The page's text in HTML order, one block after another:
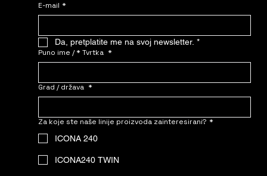
E-mail *
Da, pretplatite me na svoj newsletter. *
Puno ime / * Tvrtka *
Grad / država *
Za koje ste naše linije proizvoda zainteresirani? *
ICONA 240
ICONA240 TWIN